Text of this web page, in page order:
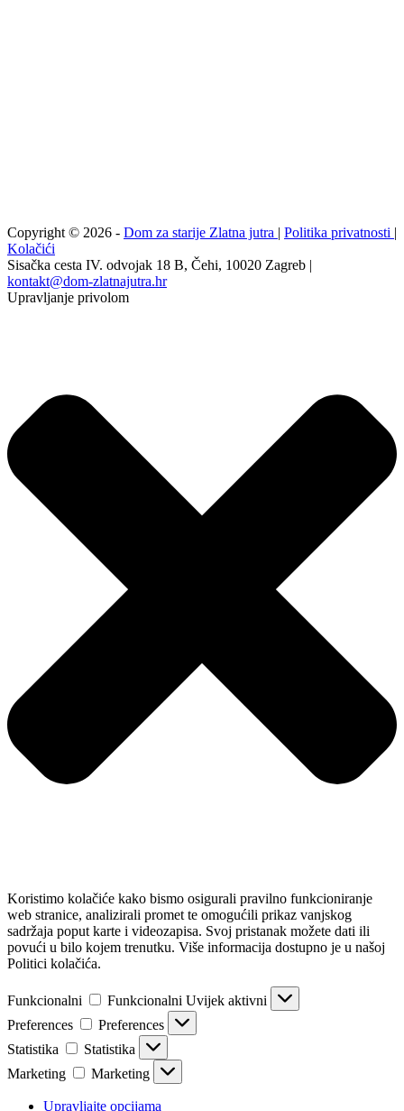
Copyright © 2026 - Dom za starije Zlatna jutra | Politika privatnosti |
Kolačići
Sisačka cesta IV. odvojak 18 B, Čehi, 10020 Zagreb |
kontakt@dom-zlatnajutra.hr
Upravljanje privolom
Koristimo kolačiće kako bismo osigurali pravilno funkcioniranje
web stranice, analizirali promet te omogućili prikaz vanjskog
sadržaja poput karte i videozapisa. Svoj pristanak možete dati ili
povući u bilo kojem trenutku. Više informacija dostupno je u našoj
Politici kolačića.
Funkcionalni Funkcionalni Uvijek aktivni
Preferences
Preferences
Statistika
Statistika
Marketing
Marketing
Upravljajte opcijama